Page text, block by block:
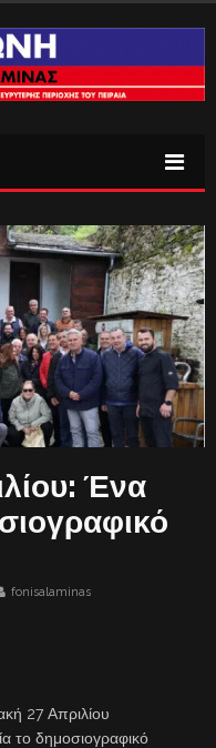
Ένα
fonisalaminas
27 Απριλίου
το δημοσιογραφικό